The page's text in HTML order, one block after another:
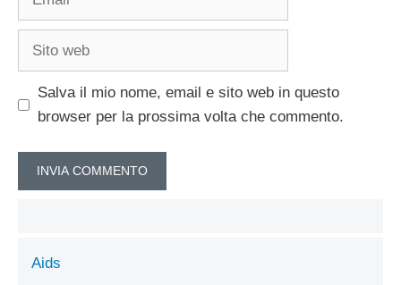
Sito
Salva il mio nome, email e sito web in questo
browser per la prossima volta che commento.
Aids